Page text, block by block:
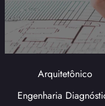
Arquitetônico
Engenharia